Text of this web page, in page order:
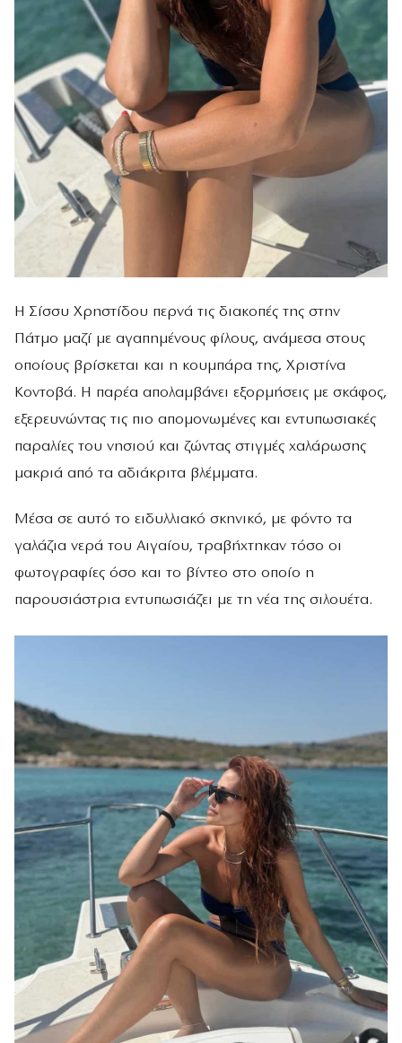
Η Σίσσυ Χρηστίδου περνά τις διακοπές της στην
Πάτμο μαζί με αγαπημένους φίλους, ανάμεσα στους
οποίους βρίσκεται και η κουμπάρα της, Χριστίνα
Κοντοβά. Η παρέα απολαμβάνει εξορμήσεις με σκάφος,
εξερευνώντας τις πιο απομονωμένες και εντυπωσιακές
παραλίες του νησιού και ζώντας στιγμές χαλάρωσης
μακριά από τα αδιάκριτα βλέμματα.
Μέσα σε αυτό το ειδυλλιακό σκηνικό, με φόντο τα
γαλάζια νερά του Αιγαίου, τραβήχτηκαν τόσο οι
φωτογραφίες όσο και το βίντεο στο οποίο η
παρουσιάστρια εντυπωσιάζει με τη νέα της σιλουέτα.